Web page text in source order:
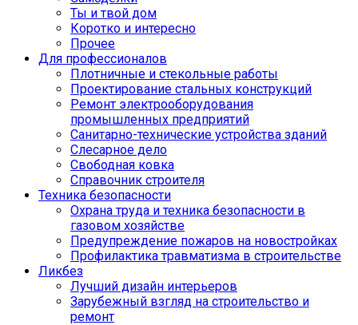
Ты и твой дом
Коротко и интересно
Прочее
Для профессионалов
Плотничные и стекольные работы
Проектирование стальных конструкций
Ремонт электрооборудования
промышленных предприятий
Санитарно-технические устройства зданий
Слесарное дело
Свободная ковка
Справочник строителя
Техника безопасности
Охрана труда и техника безопасности в
газовом хозяйстве
Предупреждение пожаров на новостройках
Профилактика травматизма в строительстве
Ликбез
Лучший дизайн интерьеров
Зарубежный взгляд на строительство и
ремонт